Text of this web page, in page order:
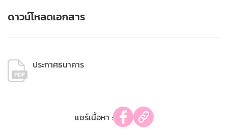
ดาวน์โหลดเอกสาร
ประกาศธนาคาร
แชร์เนื้อหา :